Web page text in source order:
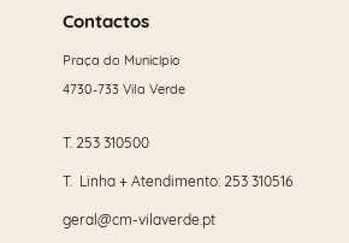
maisContactos
Praça do Município
4730-733 Vila Verde
T. 253 310500
T. Linha + Atendimento: 253 310516
geral@cm-vilaverde.pt